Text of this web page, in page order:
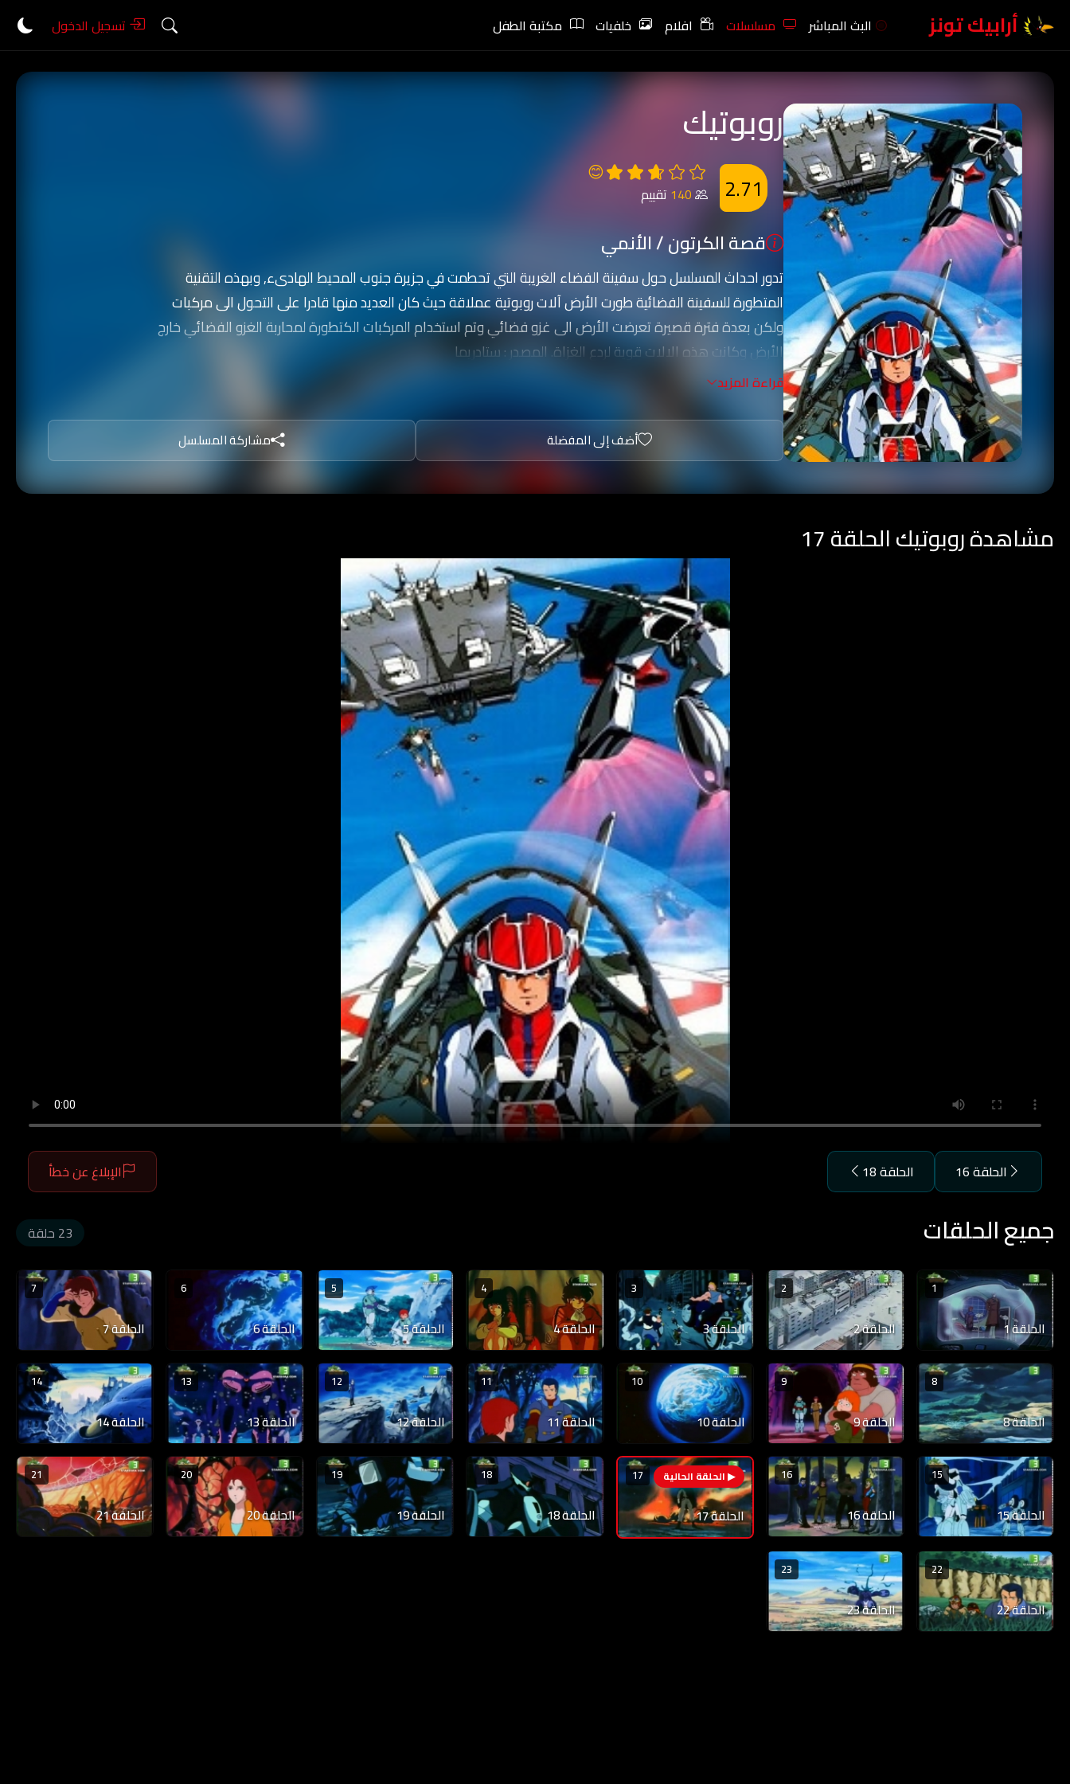
أرابيك تونز البث المباشر مسلسلات افلام خلفيات مكتبة الطفل تسجيل الدخول
روبوتيك
😊
140 تقييم 2.71
قصة الكرتون / الأنمي
تدور احداث المسلسل حول سفينة الفضاء الغريبة التي تحطمت في جزيرة جنوب المحيط الهادىء, وبهذه التقنية
المتطورة للسفينة الفضائية طورت الأرض آلات روبوتية عملاقة حيث كان العديد منها قادرا على التحول الى مركبات
ولكن بعدة فترة قصيرة تعرضت الأرض الى غزو فضائي وتم استخدام المركبات الكتطورة لمحاربة الغزو الفضائي خارج
الأرض وكانت هذه الالات قوية لردع الغزاة. المصدر : ستادريما
قراءة المزيد
أضف إلى المفضلة مشاركة المسلسل
مشاهدة روبوتيك الحلقة 17
الحلقة 16 الحلقة 18 الإبلاغ عن خطأ
جميع الحلقات 23 حلقة
1
الحلقة 1
2
الحلقة 2
3
الحلقة 3
4
الحلقة 4
5
الحلقة 5
6
الحلقة 6
7
الحلقة 7
8
الحلقة 8
9
الحلقة 9
10
الحلقة 10
11
الحلقة 11
12
الحلقة 12
13
الحلقة 13
14
الحلقة 14
15
الحلقة 15
16
الحلقة 16
17
الحلقة 17
18
الحلقة 18
19
الحلقة 19
20
الحلقة 20
21
الحلقة 21
22
الحلقة 22
23
الحلقة 23